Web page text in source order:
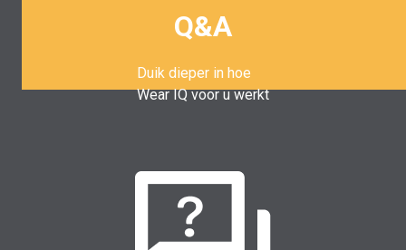
Q&A
Duik dieper in hoe
Wear IQ voor u werkt